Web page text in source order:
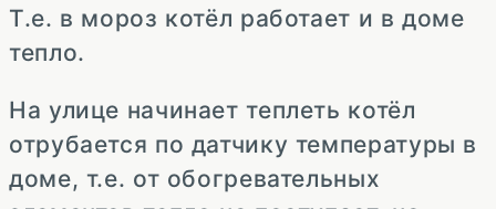
Т.е. в мороз котёл работает и в доме
тепло.
На улице начинает теплеть котёл
отрубается по датчику температуры в
доме, т.е. от обогревательных